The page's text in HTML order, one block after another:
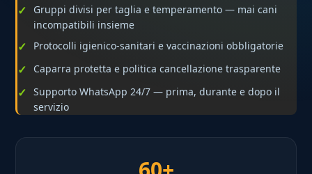
Gruppi divisi per taglia e temperamento — mai cani
incompatibili insieme
Protocolli igienico-sanitari e vaccinazioni obbligatorie
Caparra protetta e politica cancellazione trasparente
Supporto WhatsApp 24/7 — prima, durante e dopo il
servizio